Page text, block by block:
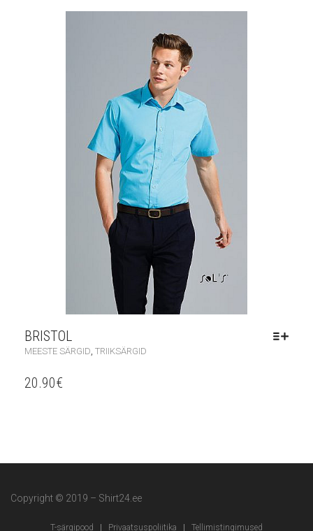
BRISTOL
MEESTE SÄRGID TRIIKSÄRGID
20.90€
Copyright © 2019 – Shirt24.ee
T-särgipood Privaatsuspoliitika Tellimistingimused